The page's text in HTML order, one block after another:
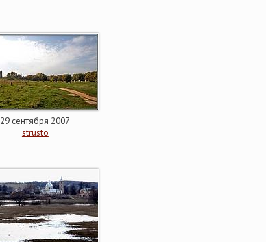
29 сентября 2007
strusto